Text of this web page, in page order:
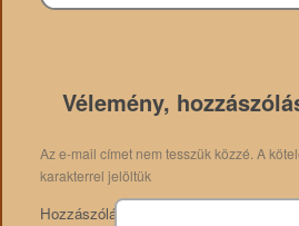
Vélemény,
Az e-mail címet nem tesszük közzé. A
karakterrel jelöltük
Hozzászólás